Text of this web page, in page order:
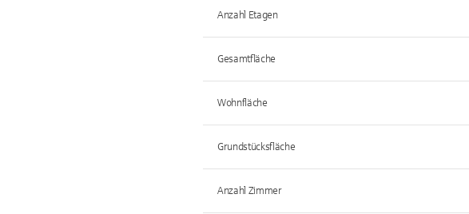
Anzahl Etagen
Gesamtfläche
Wohnfläche
Grundstücksfläche
Anzahl Zimmer